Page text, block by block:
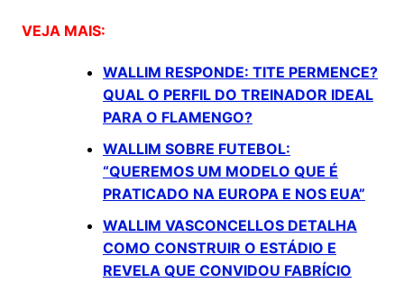
VEJA MAIS:
WALLIM RESPONDE: TITE PERMENCE?
QUAL O PERFIL DO TREINADOR IDEAL
PARA O FLAMENGO?
WALLIM SOBRE FUTEBOL:
“QUEREMOS UM MODELO QUE É
PRATICADO NA EUROPA E NOS EUA”
WALLIM VASCONCELLOS DETALHA
COMO CONSTRUIR O ESTÁDIO E
REVELA QUE CONVIDOU FABRÍCIO